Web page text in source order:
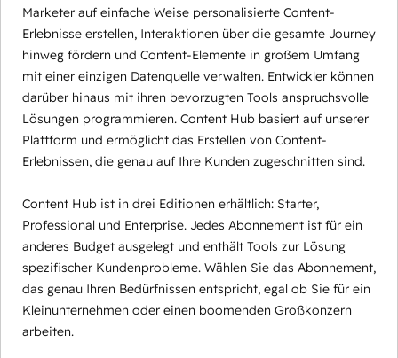
Marketer auf einfache Weise personalisierte Content-
Erlebnisse erstellen, Interaktionen über die gesamte Journey
hinweg fördern und Content-Elemente in großem Umfang
mit einer einzigen Datenquelle verwalten. Entwickler können
darüber hinaus mit ihren bevorzugten Tools anspruchsvolle
Lösungen programmieren. Content Hub basiert auf unserer
Plattform und ermöglicht das Erstellen von Content-
Erlebnissen, die genau auf Ihre Kunden zugeschnitten sind.
Content Hub ist in drei Editionen erhältlich: Starter,
Professional und Enterprise. Jedes Abonnement ist für ein
anderes Budget ausgelegt und enthält Tools zur Lösung
spezifischer Kundenprobleme. Wählen Sie das Abonnement,
das genau Ihren Bedürfnissen entspricht, egal ob Sie für ein
Kleinunternehmen oder einen boomenden Großkonzern
arbeiten.